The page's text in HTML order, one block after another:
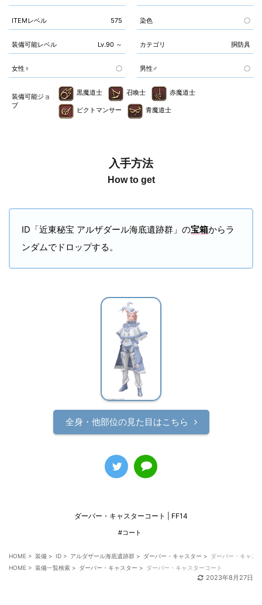
ITEMレベル 575 染色 〇
装備可能レベル Lv.90 ～ カテゴリ 胴防具
女性♀ 〇 男性♂ 〇
装備可能ジョ
ブ
黒魔道士 召喚士 赤魔道士
ピクトマンサー 青魔道士
入手方法
How to get
ID「近東秘宝 アルザダール海底遺跡群」の宝箱からラ
ンダムでドロップする。
全身・他部位の見た目はこちら
ダーバー・キャスターコート | FF14
#コート
HOME > 装備 > ID > アルダザール海底遺跡群 > ダーバー・キャスター > ダーバー・キャス
HOME > 装備一覧検索 > ダーバー・キャスター > ダーバー・キャスターコート
2023年8月27日